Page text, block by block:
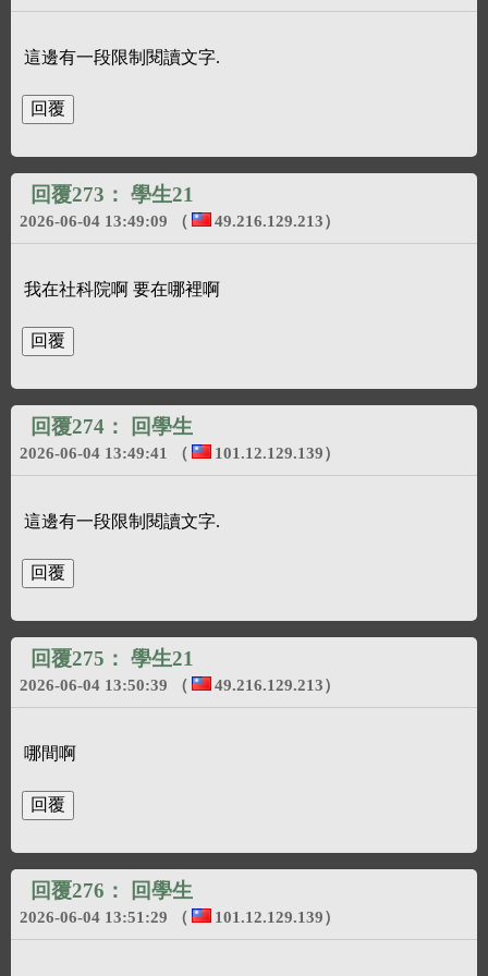
這邊有一段限制閱讀文字.
回覆273： 學生21
2026-06-04 13:49:09 （ 49.216.129.213）
我在社科院啊 要在哪裡啊
回覆274： 回學生
2026-06-04 13:49:41 （ 101.12.129.139）
這邊有一段限制閱讀文字.
回覆275： 學生21
2026-06-04 13:50:39 （ 49.216.129.213）
哪間啊
回覆276： 回學生
2026-06-04 13:51:29 （ 101.12.129.139）